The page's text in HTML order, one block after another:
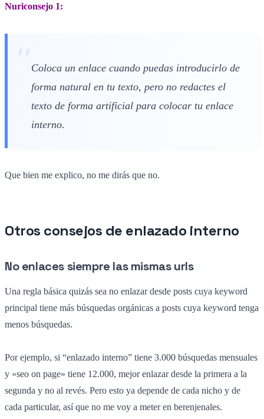
Nuriconsejo 1:
Coloca un enlace cuando puedas introducirlo de
forma natural en tu texto, pero no redactes el
texto de forma artificial para colocar tu enlace
interno.
Que bien me explico, no me dirás que no.
Otros consejos de enlazado interno
No enlaces siempre las mismas urls
Una regla básica quizás sea no enlazar desde posts cuya keyword
principal tiene más búsquedas orgánicas a posts cuya keyword tenga
menos búsquedas.
Por ejemplo, si “enlazado interno” tiene 3.000 búsquedas mensuales
y «seo on page» tiene 12.000, mejor enlazar desde la primera a la
segunda y no al revés. Pero esto ya depende de cada nicho y de
cada particular, así que no me voy a meter en berenjenales.